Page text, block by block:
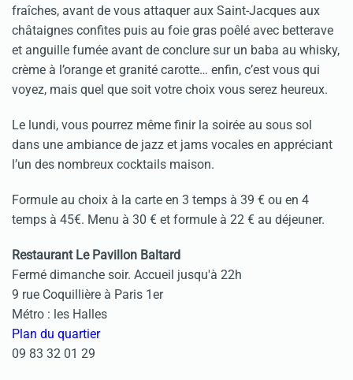
fraîches, avant de vous attaquer aux Saint-Jacques aux
châtaignes confites puis au foie gras poêlé avec betterave
et anguille fumée avant de conclure sur un baba au whisky,
crème à l’orange et granité carotte… enfin, c’est vous qui
voyez, mais quel que soit votre choix vous serez heureux.
Le lundi, vous pourrez même finir la soirée au sous sol
dans une ambiance de jazz et jams vocales en appréciant
l’un des nombreux cocktails maison.
Formule au choix à la carte en 3 temps à 39 € ou en 4
temps à 45€. Menu à 30 € et formule à 22 € au déjeuner.
Restaurant Le Pavillon Baltard
Fermé dimanche soir. Accueil jusqu'à 22h
9 rue Coquillière à Paris 1er
Métro : les Halles
Plan du quartier
09 83 32 01 29